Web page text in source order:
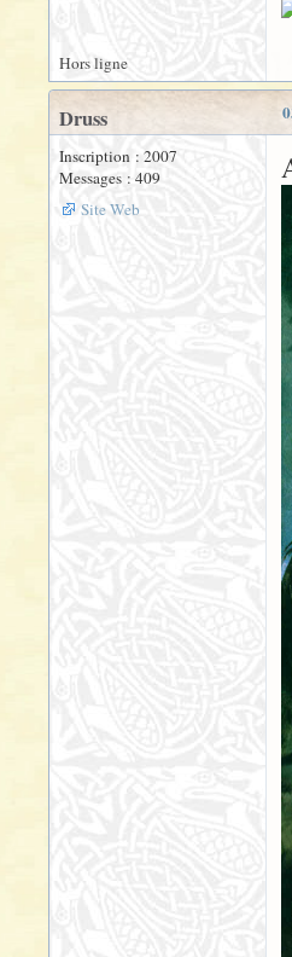
Hors ligne
Druss
Inscription : 2007
Messages : 409
Site Web